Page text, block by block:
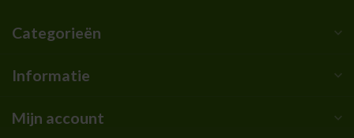
Categorieën
Informatie
Mijn account